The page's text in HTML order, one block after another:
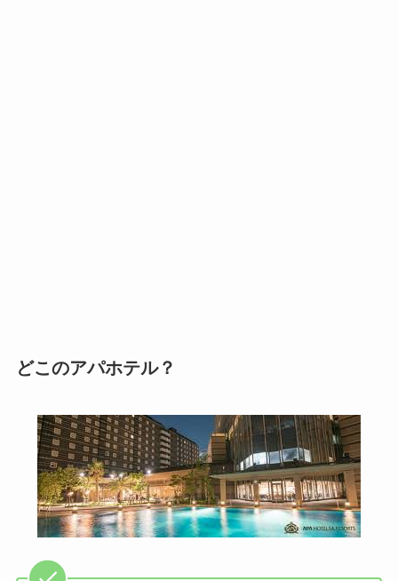
どこのアパホテル？